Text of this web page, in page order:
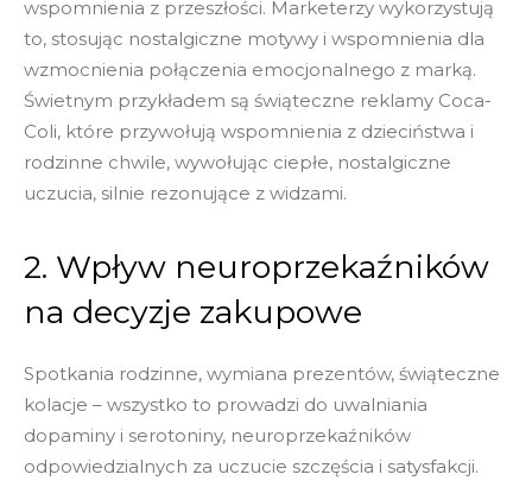
wspomnienia z przeszłości. Marketerzy wykorzystują
to, stosując nostalgiczne motywy i wspomnienia dla
wzmocnienia połączenia emocjonalnego z marką.
Świetnym przykładem są świąteczne reklamy Coca-
Coli, które przywołują wspomnienia z dzieciństwa i
rodzinne chwile, wywołując ciepłe, nostalgiczne
uczucia, silnie rezonujące z widzami.
2. Wpływ neuroprzekaźników
na decyzje zakupowe
Spotkania rodzinne, wymiana prezentów, świąteczne
kolacje – wszystko to prowadzi do uwalniania
dopaminy i serotoniny, neuroprzekaźników
odpowiedzialnych za uczucie szczęścia i satysfakcji.